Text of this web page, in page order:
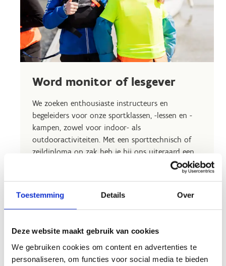
Toestemming Details Over
Deze website maakt gebruik van cookies
We gebruiken cookies om content en advertenties te
personaliseren, om functies voor social media te bieden
Word monitor of lesgever
We zoeken enthousiaste instructeurs en
begeleiders voor onze sportklassen, -lessen en -
kampen, zowel voor indoor- als
outdooractiviteiten. Met een sporttechnisch of
zeildiploma op zak heb je bij ons uiteraard een
Interesse? Vul het formulier in en sluit je aan bij
ons team!